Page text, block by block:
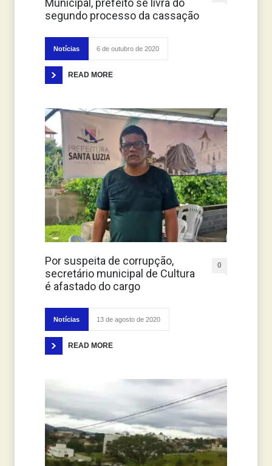
Municipal, prefeito se livra do
segundo processo da cassação
Notícias 6 de outubro de 2020
READ MORE
Por suspeita de corrupção,
secretário municipal de Cultura
é afastado do cargo
0
Notícias 13 de agosto de 2020
READ MORE